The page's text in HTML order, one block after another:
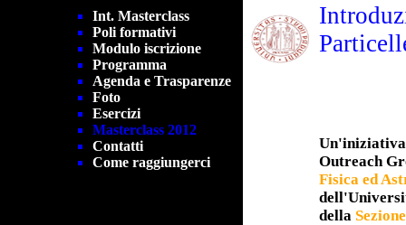
Int. Masterclass
Poli formativi
Modulo iscrizione
Programma
Agenda e Trasparenze
Foto
Esercizi
Masterclass 2012
Contatti
Come raggiungerci
Outreach
Fisica ed
della